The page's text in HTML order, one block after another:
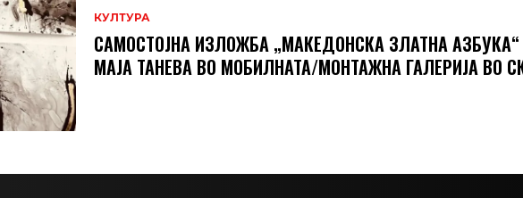
КУЛТУРА
САМОСТОЈНА ИЗЛОЖБА „МАКЕДОНСКА ЗЛАТНА
МAЈА ТАНЕВА ВО МОБИЛНАТА/МОНТАЖНА ГАЛЕРИЈА ВО